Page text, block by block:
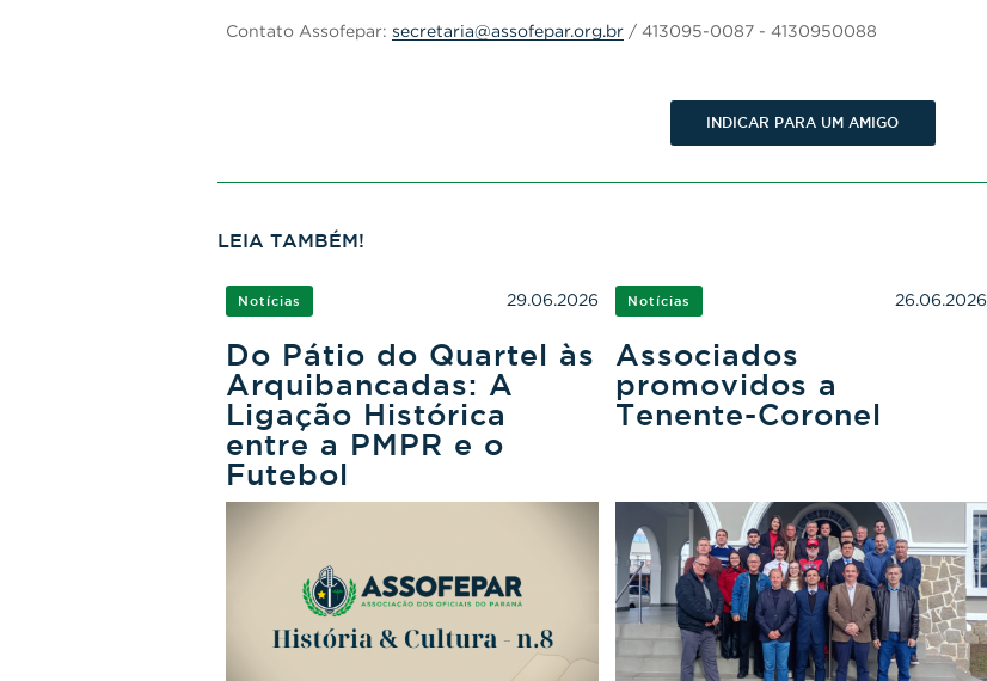
Contato Assofepar: secretaria@assofepar.org.br / 413095-0087 - 4130950088
INDICAR PARA UM AMIGO
LEIA TAMBÉM!
Notícias 29.06.2026
Do Pátio do Quartel às
Arquibancadas: A
Ligação Histórica
entre a PMPR e o
Futebol
Notícias 26.06.2026
Associados
promovidos a
Tenente-Coronel